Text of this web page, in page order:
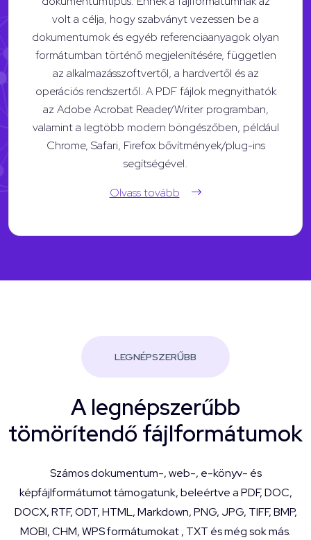
volt a célja, hogy szabványt vezessen be a
dokumentumok és egyéb referenciaanyagok olyan
formátumban történő megjelenítésére, független
az alkalmazásszoftvertől, a hardvertől és az
operációs rendszertől. A PDF fájlok megnyithatók
az Adobe Acrobat Reader/Writer programban,
valamint a legtöbb modern böngészőben, például
Chrome, Safari, Firefox bővítmények/plug-ins
segítségével.
Olvass tovább
LEGNÉPSZERŰBB
A legnépszerűbb
tömörítendő fájlformátumok
Számos dokumentum-, web-, e-könyv- és
képfájlformátumot támogatunk, beleértve a PDF, DOC,
DOCX, RTF, ODT, HTML, Markdown, PNG, JPG, TIFF, BMP,
MOBI, CHM, WPS formátumokat , TXT és még sok más.